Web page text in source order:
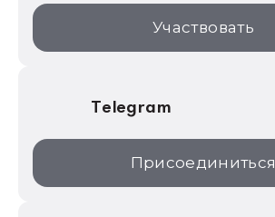
1С:Торговая площадка
Участвовать
Telegram
Присоединиться